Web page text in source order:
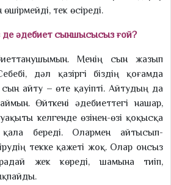
тек өсіреді.
де әдебиет сыншысысыз ғой?
Менің сын жазып
дәл қазіргі біз­дің қоғамда
айту – өте қауіпті. Айтудың да
Өйткені әдебиеттегі нашар,
келгенде өзінен-өзі қоқысқа
береді. Олармен айтысып-
текке қажеті жоқ. Олар онсыз
жек көреді, шамына тиіп,